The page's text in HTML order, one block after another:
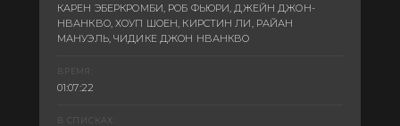
КАРЕН ЭБЕРКРОМБИ, РОБ ФЬЮРИ, ДЖЕЙН ДЖОН-
НВАНКВО, ХОУП ШОЕН, КИРСТИН ЛИ, РАЙАН
МАНУЭЛЬ, ЧИДИКЕ ДЖОН НВАНКВО
ВРЕМЯ:
01:07:22
В СПИСКАХ: